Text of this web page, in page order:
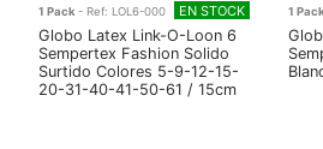
1 Pack - Ref: LOL6-000 EN STOCK
Globo Latex Link-O-Loon 6
Sempertex Fashion Solido
Surtido Colores 5-9-12-15-
20-31-40-41-50-61 / 15cm
1 Pack